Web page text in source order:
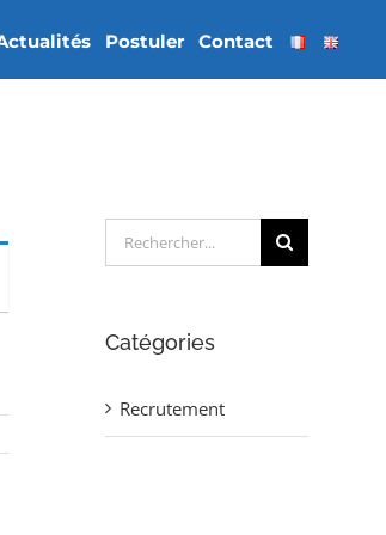
Postuler Contact
Rechercher:
Catégories
Recrutement